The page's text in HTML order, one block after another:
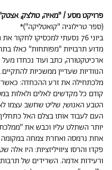
פרויקט מסע / "מאיה, טולצק,
(ספר טרילוגיה "קואטליקה")*
ביוני 76 נסעתי למכסיקו
מדוע תרבויות "מפותחות" כאלו
ארכיטקטורה, כתב ועוד נכחדו
הנוודיות שעדיין ממשכיות
מלכתחילה את זרע ההכחדה: כאשר
קודם כל מקדשים לאלים ולאלות
הטבע האנושי, שליט שחשב עצמו
העם לעבוד אותו בצלם האל
יותר השתלט עליו וכבש את
אחת נרמסה ואחרת צמחה במקומה
פקדו והרסו ציוויליזציות: היו
ורעידות אדמה. השרידים של